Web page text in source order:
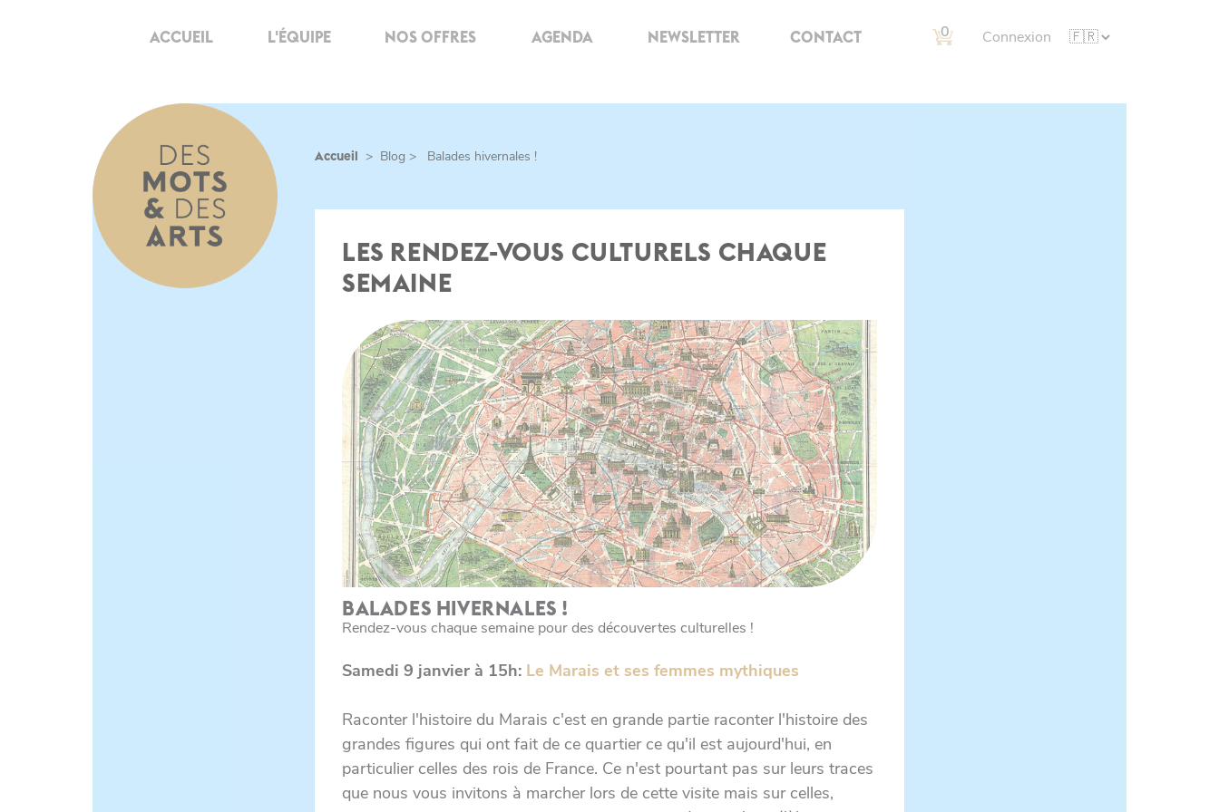
ACCUEIL L'ÉQUIPE NOS OFFRES AGENDA NEWSLETTER CONTACT 0 Connexion
Accueil > Blog > Balades hivernales !
LES RENDEZ-VOUS CULTURELS CHAQUE
SEMAINE
BALADES HIVERNALES !
Rendez-vous chaque semaine pour des découvertes culturelles !
Samedi 9 janvier à 15h: Le Marais et ses femmes mythiques
Raconter l'histoire du Marais c'est en grande partie raconter l'histoire des
grandes figures qui ont fait de ce quartier ce qu'il est aujourd'hui, en
particulier celles des rois de France. Ce n'est pourtant pas sur leurs traces
que nous vous invitons à marcher lors de cette visite mais sur celles,